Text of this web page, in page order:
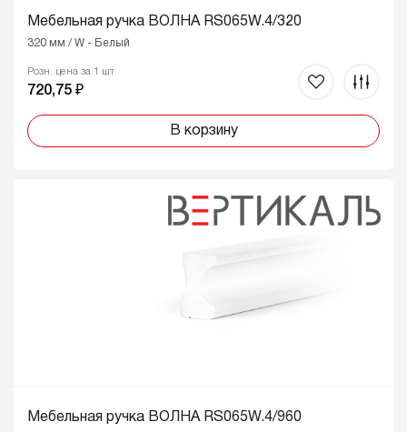
Мебельная ручка ВОЛНА RS065W.4/320
320 мм / W - Белый
Розн. цена за 1 шт
720,75 ₽
В корзину
Мебельная ручка ВОЛНА RS065W.4/960